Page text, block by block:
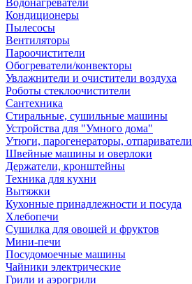
Водонагреватели
Кондиционеры
Пылесосы
Вентиляторы
Пароочистители
Обогреватели/конвекторы
Увлажнители и очистители воздуха
Роботы стеклоочистители
Сантехника
Стиральные, сушильные машины
Устройства для "Умного дома"
Утюги, парогенераторы, отпариватели
Швейные машины и оверлоки
Держатели, кронштейны
Техника для кухни
Вытяжки
Кухонные принадлежности и посуда
Хлебопечи
Сушилка для овощей и фруктов
Мини-печи
Посудомоечные машины
Чайники электрические
Грили и аэрогрили